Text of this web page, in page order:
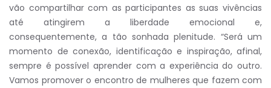
vão compartilhar com as participantes as suas vivências
até atingirem a liberdade emocional e,
consequentemente, a tão sonhada plenitude. “Será um
momento de conexão, identificação e inspiração, afinal,
sempre é possível aprender com a experiência do outro.
Vamos promover o encontro de mulheres que fazem com